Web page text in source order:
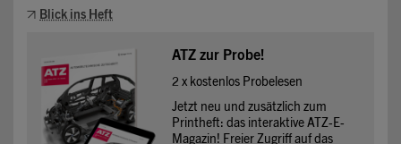
Blick ins Heft
ATZ zur Probe!
2 x kostenlos Probelesen
Jetzt neu und zusätzlich zum
Printheft: das interaktive ATZ-E-
Magazin! Freier Zugriff auf das